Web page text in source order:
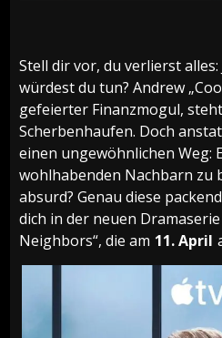
Stell dir vor, du verlierst alles:
würdest du tun? Andrew
gefeierter Finanzmogul,
Scherbenhaufen. Doch
einen ungewöhnlichen Weg:
wohlhabenden Nachbarn zu
absurd? Genau diese
dich in der neuen
Neighbors“, die am 11. April